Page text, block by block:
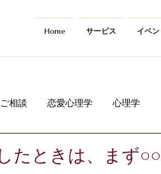
Home サービス イベ
ご相談 恋愛心理学 心理学
たときは、まず